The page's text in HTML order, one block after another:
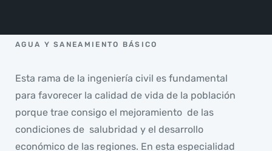
AGUA Y SANEAMIENTO BÁSICO
Esta rama de la ingeniería civil es fundamental
para favorecer la calidad de vida de la población
porque trae consigo el mejoramiento de las
condiciones de salubridad y el desarrollo
económico de las regiones. En esta especialidad